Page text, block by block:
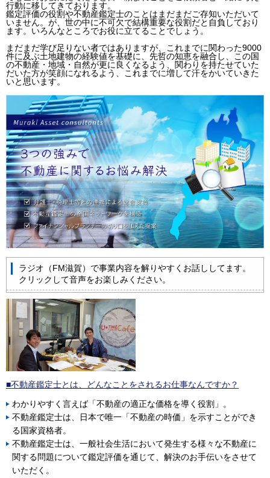
行動に移してきております。
鑑定評価の役割や不動産鑑定士のことはまだまだご存知いただいて
いません。が、世の中に不可欠で結構重要な役割だと自負しており
ます。いろんなところでお役に立てることでしょう。
まだまだ学び足りない者ではありますが、これまでに関わった9000
件に及ぶ土地建物の経験値を基礎に、先哲の知恵を融合し、この国
の不動産・地域・自然が更に良くなるよう、関わりを持たせていた
だいた方が笑顔になれるよう、これまでに増して汗をかいていきた
いと思います。
ラジオ（FM滋賀）で事業内容を解りやすくお話ししてます。
クリックして音声をお楽しみください。
■不動産鑑定士とは、どんなことをされるお仕事なんですか？
わかりやすく言えば「不動産の適正な価格を導く役割」。
不動産鑑定士は、日本で唯一「不動産の時価」を示すことができ
る国家資格者。
不動産鑑定士は、一般社会生活において発生する様々な不動産に
関する問題について鑑定評価を通じて、解決のお手伝いをさせて
いただく。